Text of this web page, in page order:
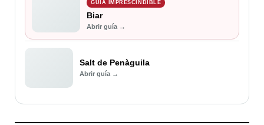
GUÍA IMPRESCINDIBLE
Biar
Abrir guía →
Salt de Penàguila
Abrir guía →